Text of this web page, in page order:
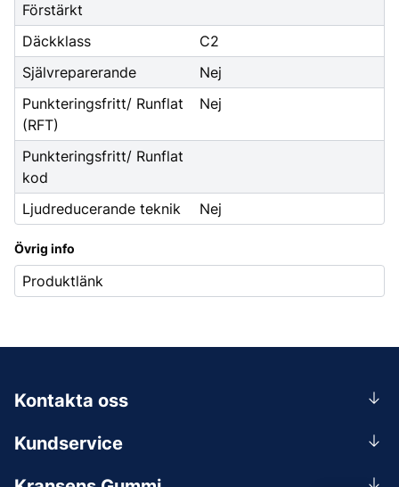
Förstärkt
Däckklass
C2
Självreparerande
Nej
Punkteringsfritt/ Runflat
(RFT)
Nej
Punkteringsfritt/ Runflat
kod
Ljudreducerande teknik
Nej
Övrig info
Produktlänk
Kundservice
Kontakta oss
0156-409 00
Mån-Tors 07.30-16:30, Fre 07.30-15.00.
Lunchstängt 12:00-12:30